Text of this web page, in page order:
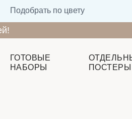
Подобрать по цвету
ГОТОВЫЕ
НАБОРЫ
ПОСТЕРЫ